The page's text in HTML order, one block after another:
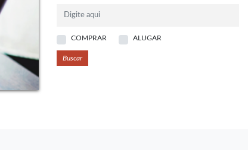
COMPRAR ALUGAR
Buscar